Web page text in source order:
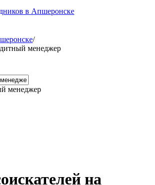
в Апшеронске
/
менеджер
менеджер
на